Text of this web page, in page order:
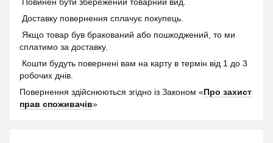
Повинен бути збережений товарний вид.
Доставку повернення сплачує покупець.
Якщо товар був бракований або пошкоджений, то ми
сплатимо за доставку.
Кошти будуть повернені вам на карту в термін від 1 до 3
робочих днів.
Повернення здійснюються згідно із Законом «Про захист
прав споживачів»